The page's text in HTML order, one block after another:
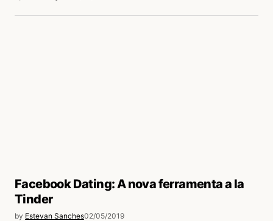
Facebook Dating: A nova ferramenta a la
Tinder
by Estevan Sanches02/05/2019